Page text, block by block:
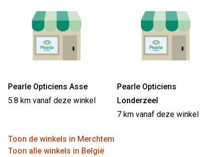
Pearle Opticiens Asse
5.8 km vanaf deze winkel
Pearle Opticiens
Londerzeel
7 km vanaf deze winkel
Toon de winkels in Merchtem
Toon alle winkels in België